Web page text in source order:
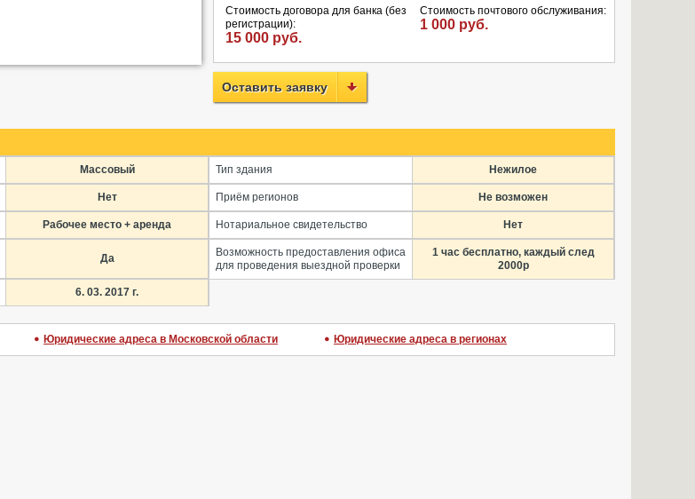
Стоимость договора для банка (без
регистрации):
15 000 руб.
Стоимость почтового обслуживания:
1 000 руб.
Оставить заявку
Массовый Тип здания Нежилое
Нет Приём регионов Не возможен
Рабочее место + аренда Нотариальное свидетельство Нет
Да
Возможность предоставления офиса
для проведения выездной проверки
1 час бесплатно, каждый след
2000р
6. 03. 2017 г.
Юридические адреса в Московской области Юридические адреса в регионах